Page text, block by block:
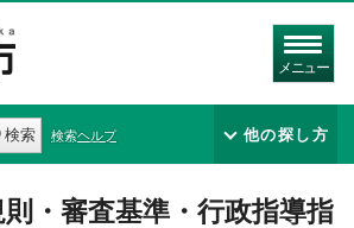
メニュー
検索 検索ヘルプ 他の探し方
・審査基準・行政指導指